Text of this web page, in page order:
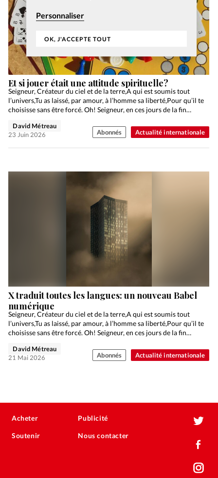
Personnaliser
OK, J'ACCEPTE TOUT
Actualité internationale
Et si jouer était une attitude spirituelle?
Seigneur, Créateur du ciel et de la terre,A qui est soumis tout
l’univers,Tu as laissé, par amour, à l’homme sa liberté,Pour qu’il te
choisisse sans être forcé. Oh! Seigneur, en ces jours de la fin…
David Métreau
23 Juin 2026
Abonnés
Actualité internationale
X traduit toutes les langues: un nouveau Babel
numérique
Seigneur, Créateur du ciel et de la terre,A qui est soumis tout
l’univers,Tu as laissé, par amour, à l’homme sa liberté,Pour qu’il te
choisisse sans être forcé. Oh! Seigneur, en ces jours de la fin…
David Métreau
21 Mai 2026
Abonnés
Acheter
Soutenir
Publicité
Nous contacter